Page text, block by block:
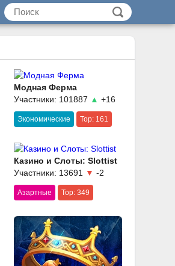
Модная Ферма
Участники: 101887 ▲ +16
Экономические Top: 161
Казино и Слоты: Slottist
Участники: 13691
▼ -2
Азартные Top: 349